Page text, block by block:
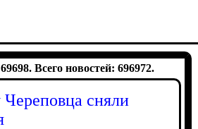
Всего новостей: 696972.
Череповца сняли